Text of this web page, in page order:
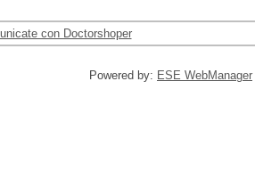
con Doctorshoper
Powered by: ESE WebManager